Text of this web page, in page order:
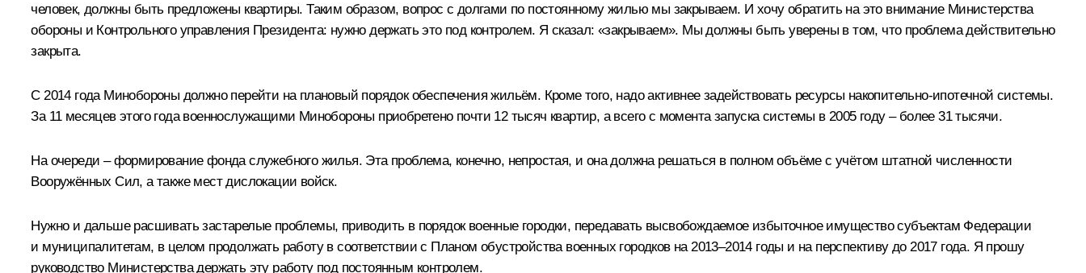
человек, должны быть предложены квартиры. Таким образом, вопрос с долгами по постоянному жилью мы закрываем. И хочу обратить на это внимание Министерства
обороны и Контрольного управления Президента: нужно держать это под контролем. Я сказал: «закрываем». Мы должны быть уверены в том, что проблема действительно
закрыта.
С 2014 года Минобороны должно перейти на плановый порядок обеспечения жильём. Кроме того, надо активнее задействовать ресурсы накопительно-ипотечной системы.
За 11 месяцев этого года военнослужащими Минобороны приобретено почти 12 тысяч квартир, а всего с момента запуска системы в 2005 году – более 31 тысячи.
На очереди – формирование фонда служебного жилья. Эта проблема, конечно, непростая, и она должна решаться в полном объёме с учётом штатной численности
Вооружённых Сил, а также мест дислокации войск.
Нужно и дальше расшивать застарелые проблемы, приводить в порядок военные городки, передавать высвобождаемое избыточное имущество субъектам Федерации
и муниципалитетам, в целом продолжать работу в соответствии с Планом обустройства военных городков на 2013–2014 годы и на перспективу до 2017 года. Я прошу
руководство Министерства держать эту работу под постоянным контролем.